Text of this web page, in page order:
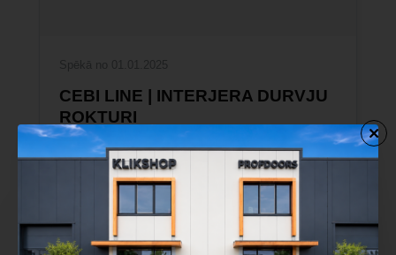
CEBI LINE | INTERJERA DURVJU
ROKTURI
Plašs Çebi Line durvju rokturu klāsts ar
kvalitatīvu metāla mehānismu un modernu
ATVĒRT KATALOGU